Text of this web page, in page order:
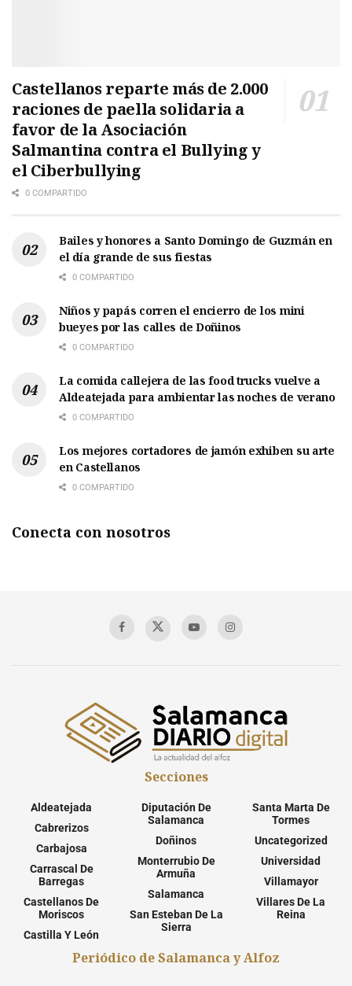
Castellanos reparte más de 2.000
raciones de paella solidaria a
favor de la Asociación
Salmantina contra el Bullying y
el Ciberbullying
0 COMPARTIDO
Bailes y honores a Santo Domingo de Guzmán en
el día grande de sus fiestas
0 COMPARTIDO
Niños y papás corren el encierro de los mini
bueyes por las calles de Doñinos
0 COMPARTIDO
La comida callejera de las food trucks vuelve a
Aldeatejada para ambientar las noches de verano
0 COMPARTIDO
Los mejores cortadores de jamón exhiben su arte
en Castellanos
0 COMPARTIDO
Conecta con nosotros
Secciones
Aldeatejada
Cabrerizos
Carbajosa
Carrascal De
Barregas
Castellanos De
Moriscos
Castilla Y León
Diputación De
Salamanca
Doñinos
Monterrubio De
Armuña
Salamanca
San Esteban De La
Sierra
Santa Marta De
Tormes
Uncategorized
Universidad
Villamayor
Villares De La
Reina
Periódico de Salamanca y Alfoz